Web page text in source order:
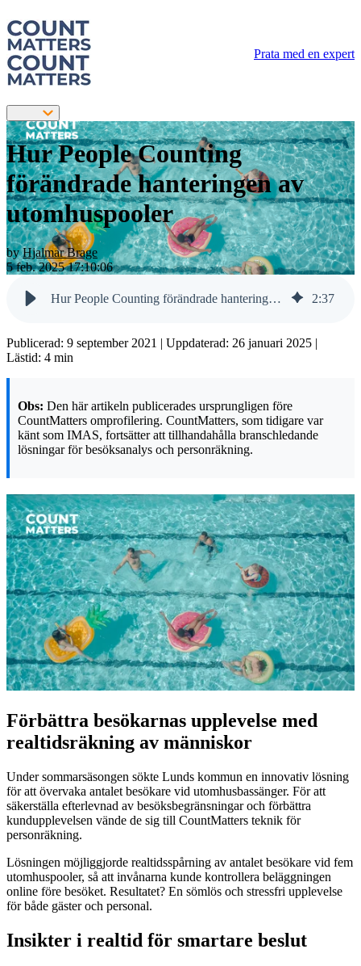
Prata med en expert
Hur People Counting
förändrade hanteringen av
utomhuspooler
byHjalmar Brage
5 feb. 2025 17:10:06
Hur People Counting förändrade hanteringen av utomhuspooler 2:37
Publicerad: 9 september 2021 | Uppdaterad: 26 januari 2025 |
Lästid: 4 min
Obs: Den här artikeln publicerades ursprungligen före
CountMatters omprofilering. CountMatters, som tidigare var
känt som IMAS, fortsätter att tillhandahålla branschledande
lösningar för besöksanalys och personräkning.
Förbättra besökarnas upplevelse med
realtidsräkning av människor
Under sommarsäsongen sökte Lunds kommun en innovativ lösning
för att övervaka antalet besökare vid utomhusbassänger. För att
säkerställa efterlevnad av besöksbegränsningar och förbättra
kundupplevelsen vände de sig till CountMatters teknik för
personräkning.
Lösningen möjliggjorde realtidsspårning av antalet besökare vid fem
utomhuspooler, så att invånarna kunde kontrollera beläggningen
online före besöket. Resultatet? En sömlös och stressfri upplevelse
för både gäster och personal.
Insikter i realtid för smartare beslut